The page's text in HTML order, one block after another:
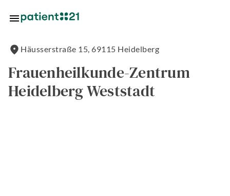
Über
Häusserstraße 15, 69115 Heidelberg
Frauenheilkunde-Zentrum
Heidelberg Weststadt